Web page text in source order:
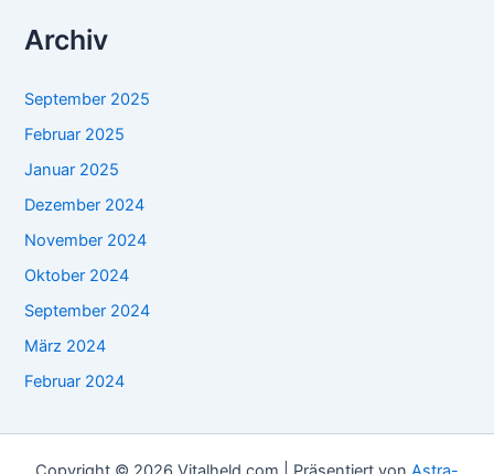
Archiv
September 2025
Februar 2025
Januar 2025
Dezember 2024
November 2024
Oktober 2024
September 2024
März 2024
Februar 2024